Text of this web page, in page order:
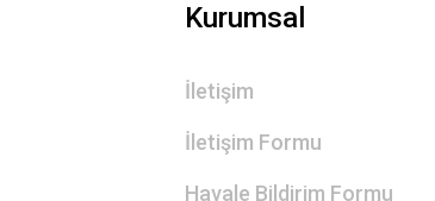
Kurumsal
İletişim
İletişim Formu
Havale Bildirim Formu